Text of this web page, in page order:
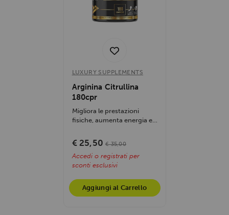
LUXURY SUPPLEMENTS
Arginina Citrullina
180cpr
Migliora le prestazioni
fisiche, aumenta energia e
recupero...
€ 25,50 € 35,00
Accedi o registrati per
sconti esclusivi
Aggiungi al Carrello